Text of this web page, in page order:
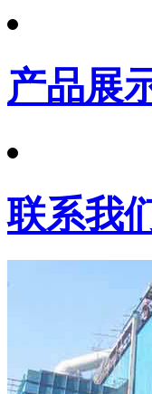
产品展
联系我